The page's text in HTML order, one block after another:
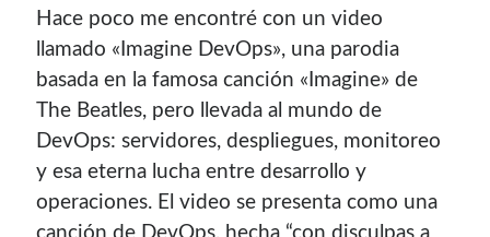
¡Hola mi nombre es Miguel Useche!
Soy desarrollador web
, colaboro en comunidades como
promuevo tecnologías abiertas, mantengo
de Archlinux, plugins de WordPressy me gusta organizar
o dar charlas.
Hace poco me encontré con un video
llamado «Imagine DevOps», una parodia
basada en la famosa canción «Imagine» de
The Beatles, pero llevada al mundo de
DevOps: servidores, despliegues, monitoreo
y esa eterna lucha entre desarrollo y
operaciones. El video se presenta como una